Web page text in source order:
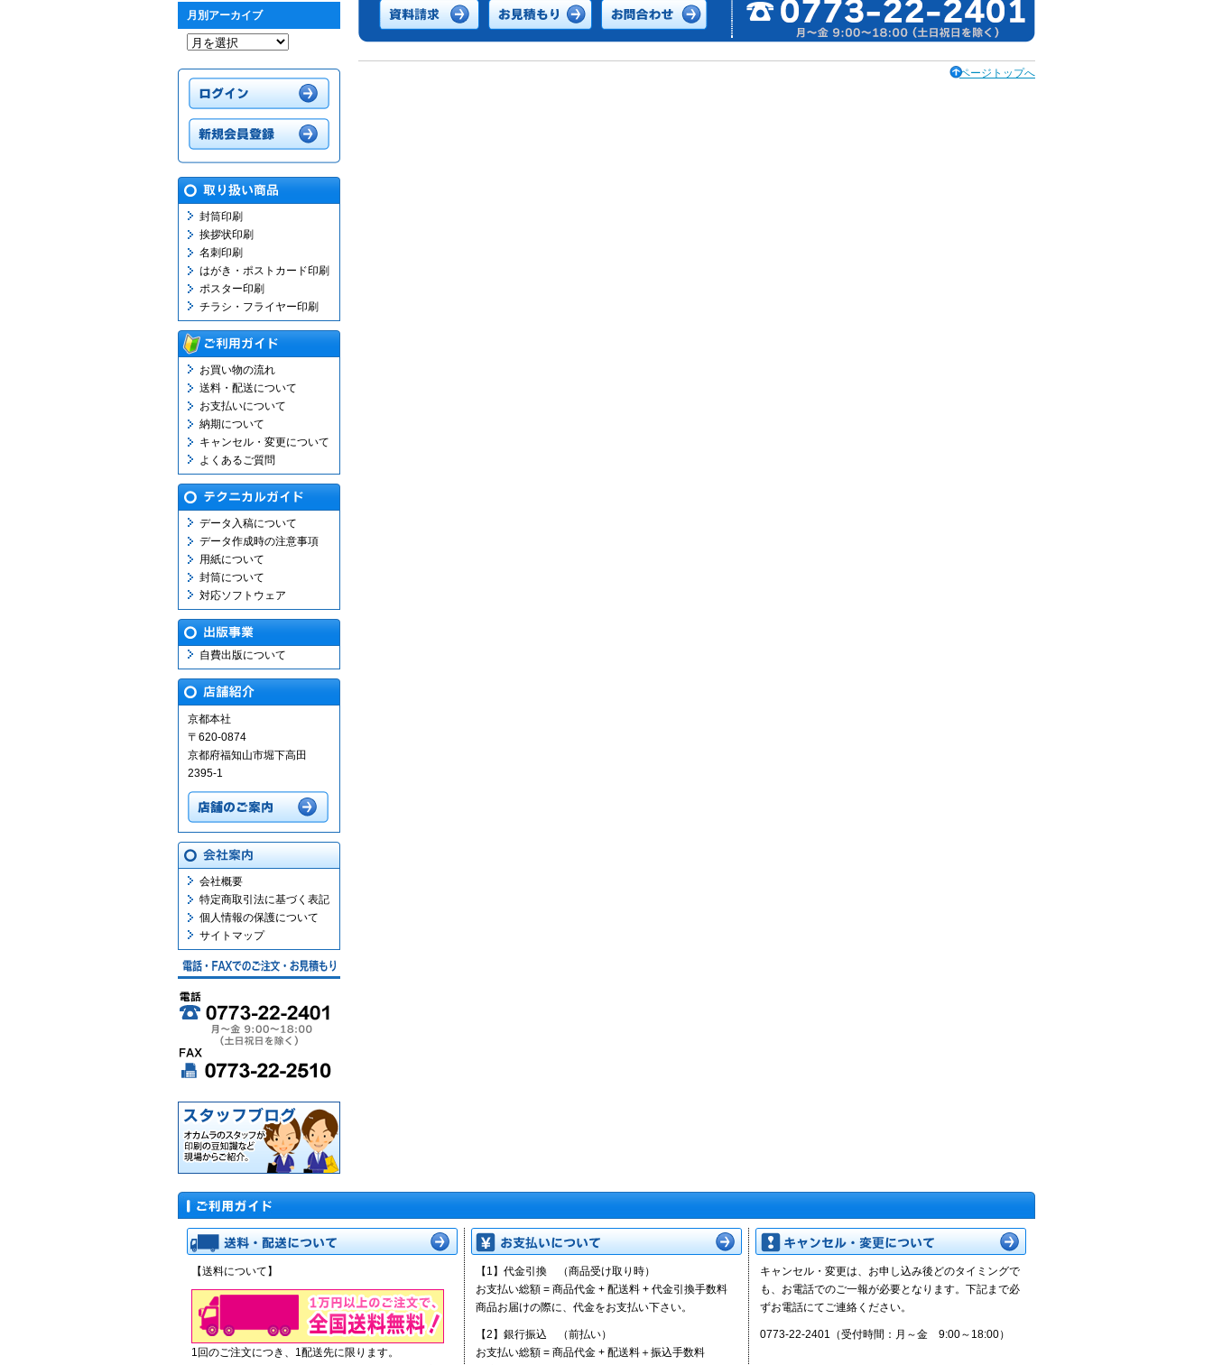
ページトップへ
月別アーカイブ
封筒印刷
挨拶状印刷
名刺印刷
はがき・ポストカード印刷
ポスター印刷
チラシ・フライヤー印刷
お買い物の流れ
送料・配送について
お支払いについて
納期について
キャンセル・変更について
よくあるご質問
データ入稿について
データ作成時の注意事項
用紙について
封筒について
対応ソフトウェア
自費出版について
京都本社
〒620-0874
京都府福知山市堀下高田
2395-1
会社概要
特定商取引法に基づく表記
個人情報の保護について
サイトマップ
【送料について】
1回のご注文につき、1配送先に限ります。
【1】代金引換 （商品受け取り時）
お支払い総額 = 商品代金 + 配送料 + 代金引換手数料
商品お届けの際に、代金をお支払い下さい。
【2】銀行振込 （前払い）
お支払い総額 = 商品代金 + 配送料＋振込手数料
キャンセル・変更は、お申し込み後どのタイミングで
も、お電話でのご一報が必要となります。下記まで必
ずお電話にてご連絡ください。
0773-22-2401（受付時間：月～金 9:00～18:00）